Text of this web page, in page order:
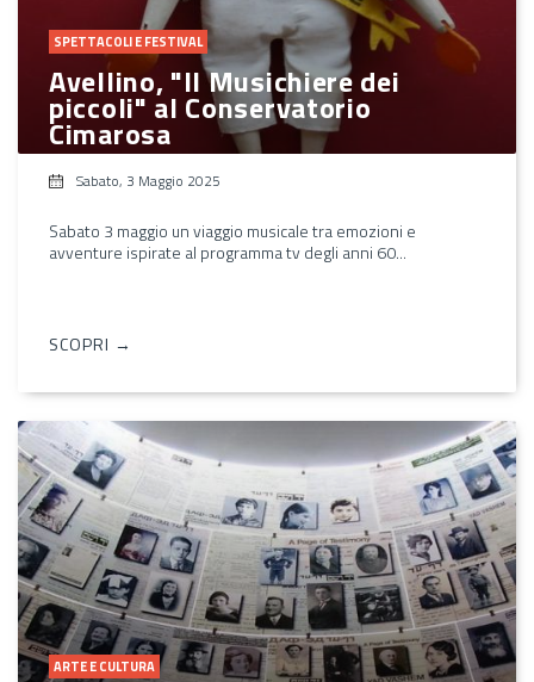
SPETTACOLI E FESTIVAL
Avellino, "Il Musichiere dei
piccoli" al Conservatorio
Cimarosa
Sabato, 3 Maggio 2025
Sabato 3 maggio un viaggio musicale tra emozioni e
avventure ispirate al programma tv degli anni 60...
SCOPRI →
ARTE E CULTURA